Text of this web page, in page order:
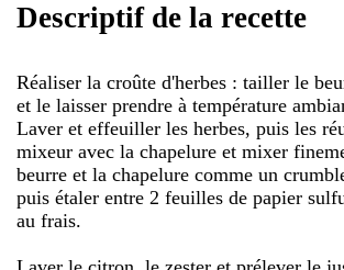
Descriptif de la recette
Réaliser la croûte d'herbes : tailler le
et le laisser prendre à température
Laver et effeuiller les herbes, puis les
mixeur avec la chapelure et mixer
beurre et la chapelure comme un
puis étaler entre 2 feuilles de papier
au frais.